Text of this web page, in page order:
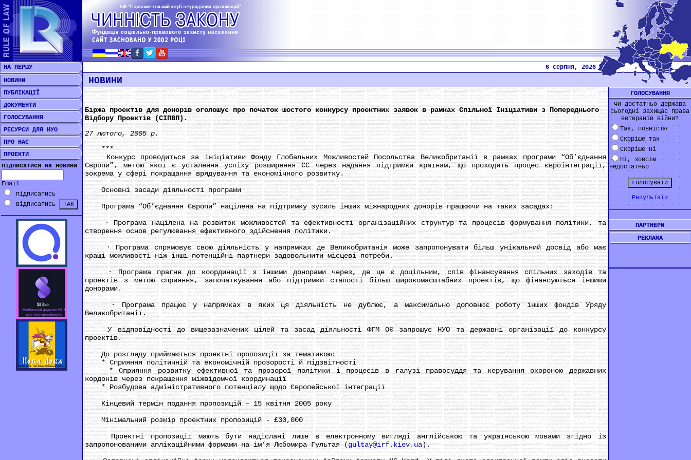
НА ПЕРШУ
6 серпня, 2026
НОВИНИ
ПУБЛІКАЦІЇ
ДОКУМЕНТИ
ГОЛОСУВАННЯ
РЕСУРСИ ДЛЯ НУО
ПРО НАС
ПРОЕКТИ
підписатися на новини
Email
підписатись
відписатись
НОВИНИ
Біржа проектів для донорів оголошує про початок шостого конкурсу проектних заявок в рамках Спільної Ініціативи з Попереднього
Відбору Проектів (CІПВП).
27 лютого, 2005 р.
***
Конкурс проводиться за ініціативи Фонду Глобальних Можливостей Посольства Великобританії в рамках програми “Об’єднання
Європи”, метою якої є усталення успіху розширення ЄС через надання підтримки країнам, що проходять процес євроінтеграції,
зокрема у сфері покращання врядування та економічного розвитку.
Основні засади діяльності програми
Програма “Об’єднання Європи” націлена на підтримку зусиль інших міжнародних донорів працюючи на таких засадах:
· Програма націлена на розвиток можливостей та ефективності організаційних структур та процесів формування політики, та
створення основ регулювання ефективного здійснення політики.
· Програма спрямовує свою діяльність у напрямках де Великобританія може запропонувати більш унікальний досвід або має
кращі можливості ніж інші потенційні партнери задовольнити місцеві потреби.
· Програма прагне до координації з іншими донорами через, де це є доцільним, спів фінансування спільних заходів та
проектів з метою сприяння, започаткування або підтримки сталості більш широкомасштабних проектів, що фінансуються іншими
донорами.
· Програма працює у напрямках в яких ця діяльність не дублює, а максимально доповнює роботу інших фондів Уряду
Великобританії.
У відповідності до вищезазначених цілей та засад діяльності ФГМ ОЄ запрошує НУО та державні організації до конкурсу
проектів.
До розгляду приймаються проектні пропозиції за тематикою:
* Сприяння політичній та економічній прозорості й підзвітності
* Сприяння розвитку ефективної та прозорої політики і процесів в галузі правосуддя та керування охороною державних
кордонів через покращення міжвідомчої координації
* Pозбудова адміністративного потенціалу щодо Європейської інтеграції
Кінцевий термін подання пропозицій – 15 квітня 2005 року
Мінімальний розмір проектних пропозицій - £30,000
Проектні пропозиції мають бути надіслані лише в електронному вигляді англійською та українською мовами згідно із
запропонованими аплікаційними формами на ім’я Любомира Гультая (gultay@irf.kiev.ua).
ГОЛОСУВАННЯ
Чи достатньо держава
сьогодні захищає права
ветеранів війни?
Так, повністю
Скоріше так
Скоріше ні
Ні, зовсім
недостатньо
Результати
ПАРТНЕРИ
РЕКЛАМА